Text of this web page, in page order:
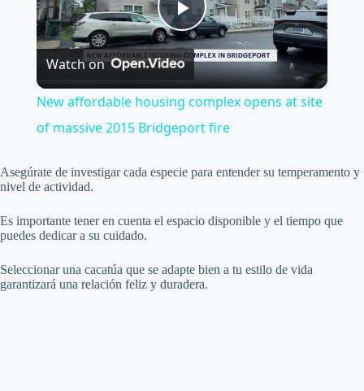
P
l
a
y
V
i
Watch on
New affordable housing complex opens at site
of massive 2015 Bridgeport fire
Asegúrate de investigar cada especie para entender su temperamento y
nivel de actividad.
Es importante tener en cuenta el espacio disponible y el tiempo que
puedes dedicar a su cuidado.
Seleccionar una cacatúa que se adapte bien a tu estilo de vida
garantizará una relación feliz y duradera.